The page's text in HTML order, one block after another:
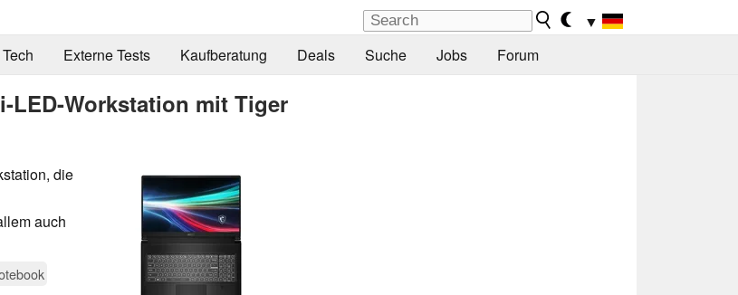
▼
Externe Tests Kaufberatung Deals Suche Jobs Forum
LED-Workstation mit Tiger
die
auch